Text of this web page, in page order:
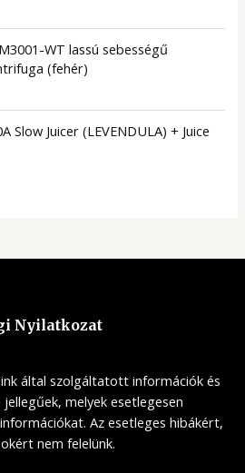
WT lassú sebességű
(fehér)
Slow Juicer (LEVENDULA) + Juice
Nyilatkozat
által szolgáltatott információk és
melyek esetlegesen
Az esetleges hibákért,
nem felelünk.